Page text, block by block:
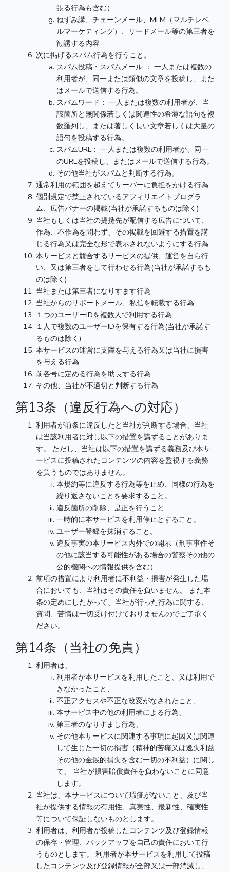
張る行為も含む）
ねずみ講、チェーンメール、MLM（マルチレベ
ルマーケティング）、リードメール等の第三者を
勧誘する内容
次に掲げるスパム行為を行うこと。
スパム投稿・スパムメール ： 一人または複数の
利用者が、同一または類似の文章を投稿し、また
はメールで送信する行為。
スパムワード： 一人または複数の利用者が、当
該箇所と無関係若しくは関連性の希薄な語句を複
数羅列し、または著しく長い文章若しくは大量の
語句を投稿する行為。
スパムURL： 一人または複数の利用者が、同一
のURLを投稿し、またはメールで送信する行為。
その他当社がスパムと判断する行為。
通常利用の範囲を超えてサーバーに負担をかける行為
個別規定で禁止されているアフィリエイトプログラ
ム、広告バナーの掲載(当社が承諾するものは除く)
当社もしくは当社の提携先が配信する広告について、
作為、不作為を問わず、その掲載を回避する措置を講
じる行為又は完全な形で表示されないようにする行為
本サービスと競合するサービスの提供、運営を自ら行
い、又は第三者をして行わせる行為(当社が承諾するも
のは除く)
当社または第三者になりすます行為
当社からのサポートメール、私信を転載する行為
１つのユーザーIDを複数人で利用する行為
１人で複数のユーザーIDを保有する行為(当社が承諾す
るものは除く)
本サービスの運営に支障を与える行為又は当社に損害
を与える行為
前各号に定める行為を助長する行為
その他、当社が不適切と判断する行為
第13条（違反行為への対応）
利用者が前条に違反したと当社が判断する場合、当社
は当該利用者に対し以下の措置を講ずることがありま
す。 ただし、当社は以下の措置を講ずる義務及び本サ
ービスに投稿されたコンテンツの内容を監視する義務
を負うものではありません。
本規約等に違反する行為等を止め、同様の行為を
繰り返さないことを要求すること。
違反箇所の削除、是正を行うこと
一時的に本サービスを利用停止とすること。
ユーザー登録を抹消すること。
違反事実の本サービス内外での開示（刑事事件そ
の他に該当する可能性がある場合の警察その他の
公的機関への情報提供を含む）
前項の措置により利用者に不利益・損害が発生した場
合においても、当社はその責任を負いません。 また本
条の定めにしたがって、当社が行った行為に関する、
質問、苦情は一切受け付けておりませんのでご了承く
ださい。
第14条（当社の免責）
利用者は、
利用者が本サービスを利用したこと、又は利用で
きなかったこと、
不正アクセスや不正な改変がなされたこと、
本サービス中の他の利用者による行為、
第三者のなりすまし行為、
その他本サービスに関連する事項に起因又は関連
して生じた一切の損害（精神的苦痛又は逸失利益
その他の金銭的損失を含む一切の不利益）に関し
て、 当社が損害賠償責任を負わないことに同意
します。
当社は、本サービスについて瑕疵がないこと、及び当
社が提供する情報の有用性、真実性、最新性、確実性
等について保証しないものとします。
利用者は、利用者が投稿したコンテンツ及び登録情報
の保存・管理、バックアップを自己の責任において行
うものとします。 利用者が本サービスを利用して投稿
したコンテンツ及び登録情報が全部又は一部消滅し、